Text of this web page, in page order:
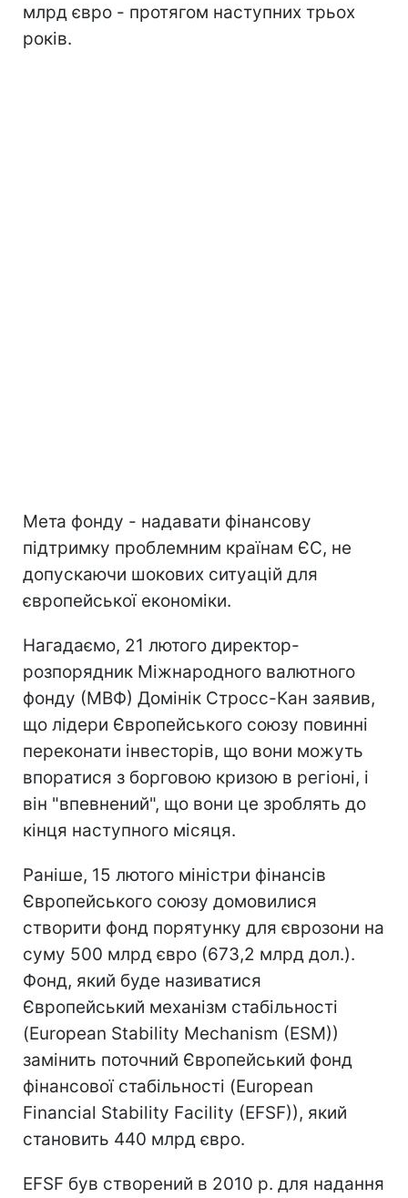
млрд євро - протягом наступних трьох
років.
Мета фонду - надавати фінансову
підтримку проблемним країнам ЄС, не
допускаючи шокових ситуацій для
європейської економіки.
Нагадаємо, 21 лютого директор-
розпорядник Міжнародного валютного
фонду (МВФ) Домінік Стросс-Кан заявив,
що лідери Європейського союзу повинні
переконати інвесторів, що вони можуть
впоратися з борговою кризою в регіоні, і
він "впевнений", що вони це зроблять до
кінця наступного місяця.
Раніше, 15 лютого міністри фінансів
Європейського союзу домовилися
створити фонд порятунку для єврозони на
суму 500 млрд євро (673,2 млрд дол.).
Фонд, який буде називатися
Європейський механізм стабільності
(European Stability Mechanism (ESM))
замінить поточний Європейський фонд
фінансової стабільності (European
Financial Stability Facility (EFSF)), який
становить 440 млрд євро.
EFSF був створений в 2010 р. для надання